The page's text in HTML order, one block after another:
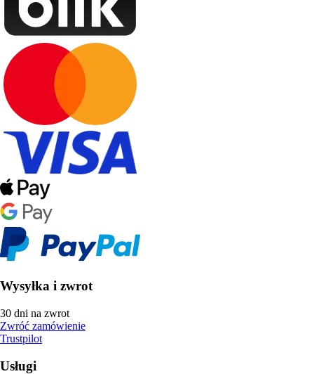
Wysyłka i zwrot
30 dni na zwrot
Zwróć zamówienie
Trustpilot
Usługi